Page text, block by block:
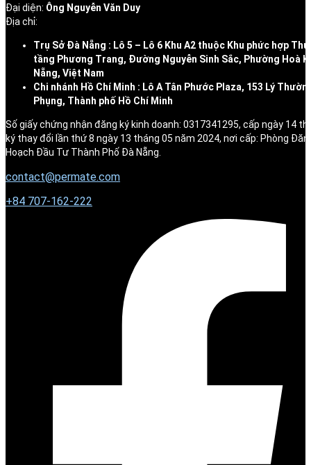
Đại diện: Ông Nguyễn Văn Duy
Địa chỉ:
Trụ Sở Đà Nẵng : Lô 5 – Lô 6 Khu A2 thuộc Khu phức hợp
tầng Phương Trang, Đường Nguyễn Sinh Sắc, Phường Hoà
Nẵng, Việt Nam
Chi nhánh Hồ Chí Minh : Lô A Tân Phước Plaza, 153 Lý
Phụng, Thành phố Hồ Chí Minh
Số giấy chứng nhận đăng ký kinh doanh: 0317341295, cấp ngày 14
ký thay đổi lần thứ 8 ngày 13 tháng 05 năm 2024, nơi cấp: Phòng
Hoạch Đầu Tư Thành Phố Đà Nẵng.
contact@permate.com
+84 707-162-222